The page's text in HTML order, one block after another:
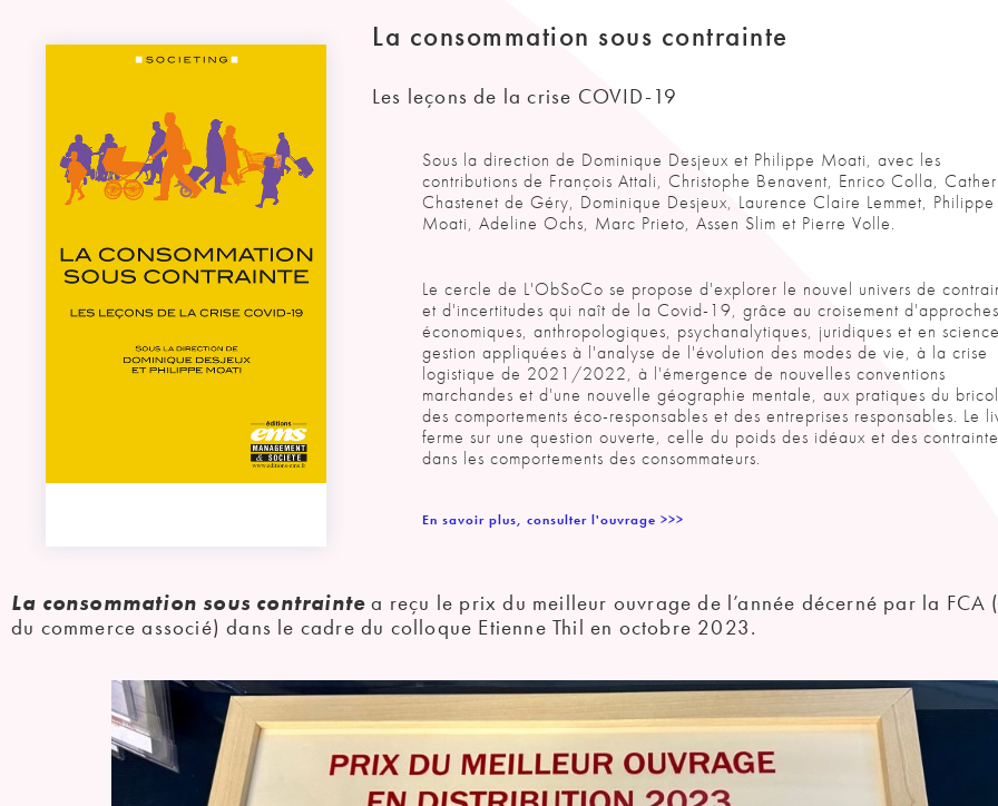
La consommation sous contrainte
Les leçons de la crise COVID-19
Sous la direction de Dominique Desjeux et Philippe Moati, avec les
contributions de François Attali, Christophe Benavent, Enrico Colla,
Chastenet de Géry, Dominique Desjeux, Laurence Claire Lemmet, Philippe
Moati, Adeline Ochs, Marc Prieto, Assen Slim et Pierre Volle.
Le cercle de L'ObSoCo se propose d'explorer le nouvel univers de
et d'incertitudes qui naît de la Covid-19, grâce au croisement
économiques, anthropologiques, psychanalytiques, juridiques et en
gestion appliquées à l'analyse de l'évolution des modes de vie, à la crise
logistique de 2021/2022, à l'émergence de nouvelles conventions
marchandes et d'une nouvelle géographie mentale, aux pratiques du
des comportements éco-responsables et des entreprises responsables. Le
ferme sur une question ouverte, celle du poids des idéaux et des
dans les comportements des consommateurs.
En savoir plus, consulter l'ouvrage >>>
La consommation sous contrainte a reçu le prix du meilleur ouvrage de l’année décerné par la FCA
du commerce associé) dans le cadre du colloque Etienne Thil en octobre 2023.